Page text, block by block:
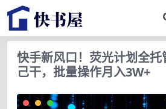
快手新风口！荧光计划全托
己干，批量操作月入3W+